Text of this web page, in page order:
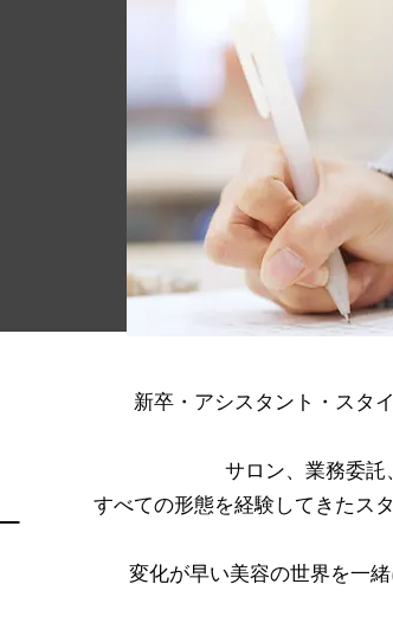
新卒・アシスタント・スタ
サロン、業務委託
すべての形態を経験してきたス
変化が早い美容の世界を一